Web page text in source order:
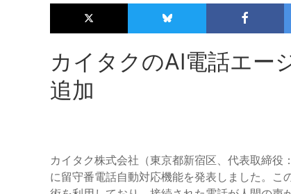
カイタクのAI電話エー
追加
カイタク株式会社（東京都新宿区、代表取締
に留守番電話自動対応機能を発表しました。